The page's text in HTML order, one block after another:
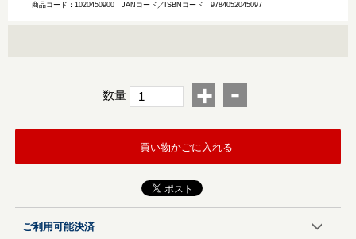
商品コード：1020450900JANコード／ISBNコード：9784052045097
数量 + -
買い物かごに入れる
ご利用可能決済